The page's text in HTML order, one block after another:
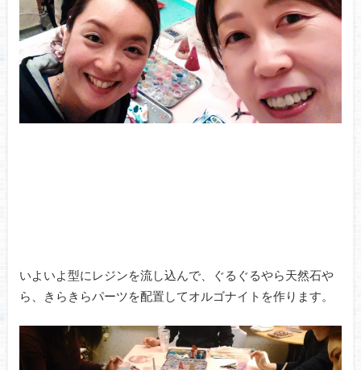
いよいよ型にレジンを流し込んで、ぐるぐるやら天然石や
ら、きらきらパーツを配置してオルゴナイトを作ります。